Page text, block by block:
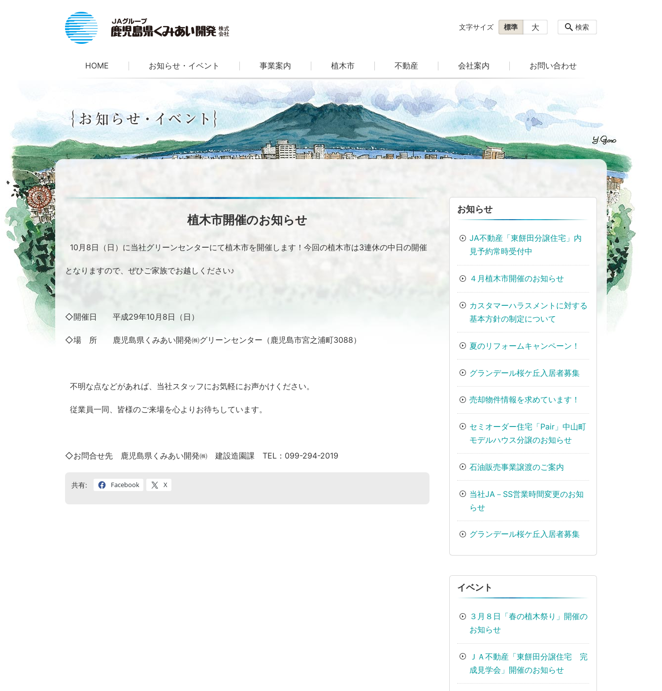
HOME お知らせ・イベント 事業案内 植木市 不動産 会社案内 お問い合わせ
検索
文字サイズ 標準 大
植木市開催のお知らせ
10月8日（日）に当社グリーンセンターにて植木市を開催します！今回の植木市は3連休の中日の開催
となりますので、ぜひご家族でお越しください♪
◇開催日 平成29年10月8日（日）
◇場 所 鹿児島県くみあい開発㈱グリーンセンター（鹿児島市宮之浦町3088）
不明な点などがあれば、当社スタッフにお気軽にお声かけください。
従業員一同、皆様のご来場を心よりお待ちしています。
◇お問合せ先 鹿児島県くみあい開発㈱ 建設造園課 TEL：099-294-2019
共有: Facebook X
お知らせ
JA不動産「東餅田分譲住宅」内
見予約常時受付中
４月植木市開催のお知らせ
カスタマーハラスメントに対する
基本方針の制定について
夏のリフォームキャンペーン！
グランデール桜ケ丘入居者募集
売却物件情報を求めています！
セミオーダー住宅「Pair」中山町
モデルハウス分譲のお知らせ
石油販売事業譲渡のご案内
当社JA－SS営業時間変更のお知
らせ
グランデール桜ケ丘入居者募集
イベント
３月８日「春の植木祭り」開催の
お知らせ
ＪＡ不動産「東餅田分譲住宅 完
成見学会」開催のお知らせ